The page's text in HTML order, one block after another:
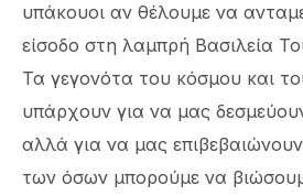
υπάκουοι αν θέλουμε να
είσοδο στη λαμπρή Βασιλεία
Τα γεγονότα του κόσμου και
υπάρχουν για να μας
αλλά για να μας
των όσων μπορούμε να